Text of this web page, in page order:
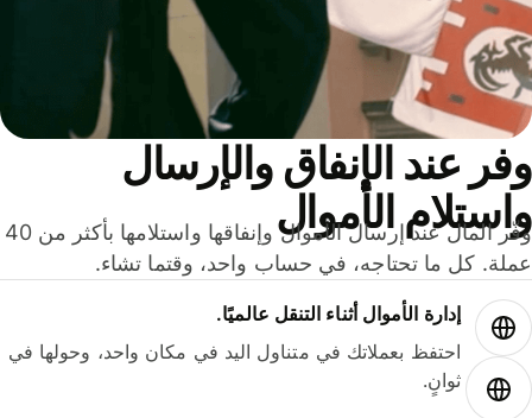
عند الإنفاق والإرسال
الأموال
وفّر المال عند إرسال الأموال وإنفاقها واستلامها بأكثر من 40
كل ما تحتاجه، في حساب واحد، وقتما تشاء.
إدارة الأموال أثناء التنقل عالميًا.
احتفظ بعملاتك في متناول اليد في مكان واحد، وحولها في
ثوانٍ.